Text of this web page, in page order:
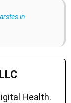
in
Health.